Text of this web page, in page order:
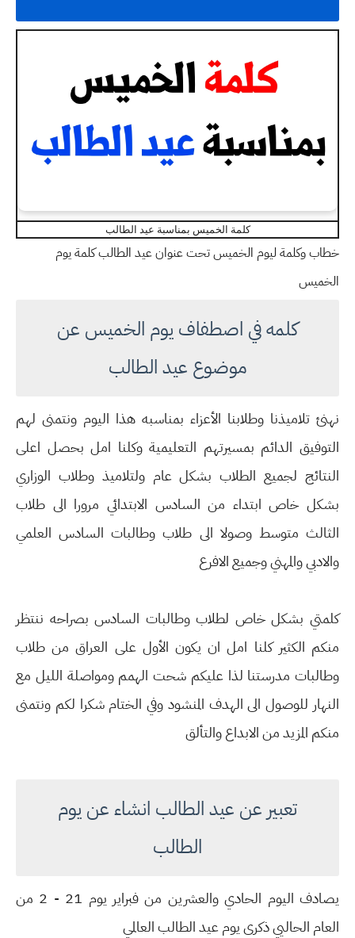
كلمة الخميس بمناسبة عيد الطالب
خطاب وكلمة ليوم الخميس تحت عنوان عيد الطالب كلمة يوم
الخميس
كلمه في اصطفاف يوم الخميس عن
موضوع عيد الطالب
نهنئ تلاميذنا وطلابنا الأعزاء بمناسبه هذا اليوم ونتمنى لهم
التوفيق الدائم بمسيرتهم التعليمية وكلنا امل بحصل اعلى
النتائج لجميع الطلاب بشكل عام ولتلاميذ وطلاب الوزاري
بشكل خاص ابتداء من السادس الابتدائي مرورا الى طلاب
الثالث متوسط وصولا الى طلاب وطالبات السادس العلمي
والادبي والمهني وجميع الافرع
كلمتي بشكل خاص لطلاب وطالبات السادس بصراحه ننتظر
منكم الكثير كلنا امل ان يكون الأول على العراق من طلاب
وطالبات مدرستنا لذا عليكم شحت الهمم ومواصلة الليل مع
النهار للوصول الى الهدف المنشود وفي الختام شكرا لكم ونتمنى
منكم المزيد من الابداع والتألق
تعبير عن عيد الطالب انشاء عن يوم
الطالب
يصادف اليوم الحادي والعشرين من فبراير يوم 21 - 2 من
العام الحاليي ذكرى يوم عيد الطالب العالمي